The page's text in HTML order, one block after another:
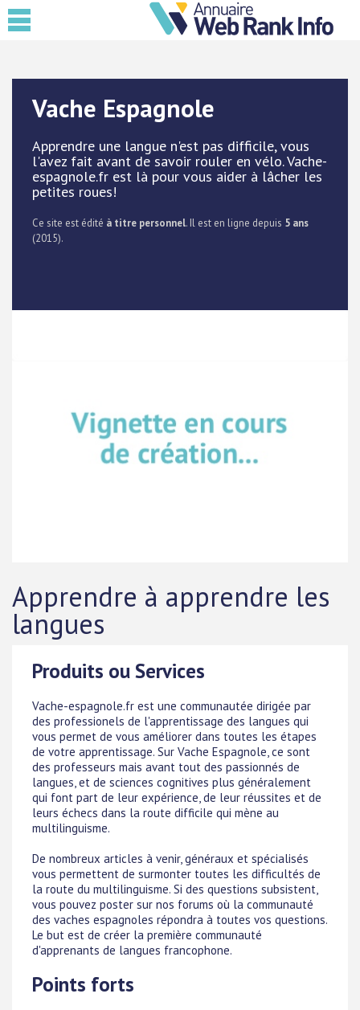
Vache Espagnole
Apprendre une langue n'est pas difficile, vous
l'avez fait avant de savoir rouler en vélo. Vache-
espagnole.fr est là pour vous aider à lâcher les
petites roues!
Ce site est édité à titre personnel. Il est en ligne depuis 5 ans
(2015).
Apprendre à apprendre les
langues
Produits ou Services
Vache-espagnole.fr est une communautée dirigée par
des professionels de l'apprentissage des langues qui
vous permet de vous améliorer dans toutes les étapes
de votre apprentissage. Sur Vache Espagnole, ce sont
des professeurs mais avant tout des passionnés de
langues, et de sciences cognitives plus généralement
qui font part de leur expérience, de leur réussites et de
leurs échecs dans la route difficile qui mène au
multilinguisme.
De nombreux articles à venir, généraux et spécialisés
vous permettent de surmonter toutes les difficultés de
la route du multilinguisme. Si des questions subsistent,
vous pouvez poster sur nos forums où la communauté
des vaches espagnoles répondra à toutes vos questions.
Le but est de créer la première communauté
d'apprenants de langues francophone.
Points forts